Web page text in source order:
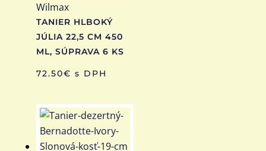
Wilmax
TANIER HLBOKÝ
JÚLIA 22,5 CM 450
ML, SÚPRAVA 6 KS
72.50€ s DPH